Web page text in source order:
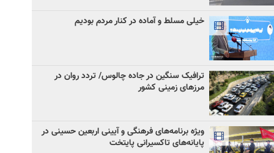
خیلی مسلط و آماده در کنار مردم بودیم
ترافیک سنگین در جاده چالوس/ تردد روان در
مرزهای زمینی کشور
ویژه برنامه‌های فرهنگی و آیینی اربعین حسینی در
پایانه‌های تاکسیرانی پایتخت